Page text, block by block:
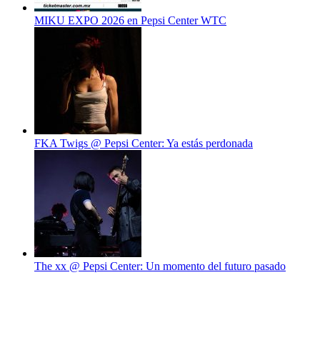
MIKU EXPO 2026 en Pepsi Center WTC
FKA Twigs @ Pepsi Center: Ya estás perdonada
The xx @ Pepsi Center: Un momento del futuro pasado